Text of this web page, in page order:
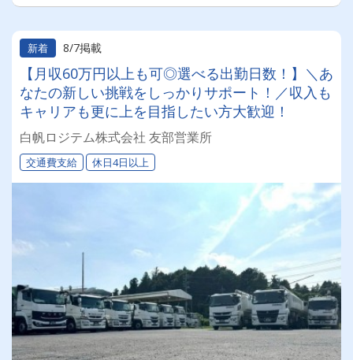
新着 8/7掲載
【月収60万円以上も可◎選べる出勤日数！】＼あ
なたの新しい挑戦をしっかりサポート！／収入も
キャリアも更に上を目指したい方大歓迎！
白帆ロジテム株式会社 友部営業所
交通費支給 休日4日以上